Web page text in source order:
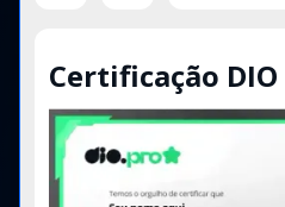
Certificação DIO